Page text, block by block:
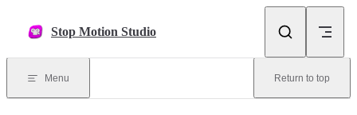
Stop Motion Studio
Menu Return to top